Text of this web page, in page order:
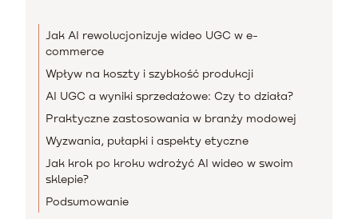
Jak AI rewolucjonizuje wideo UGC w e-
commerce
Wpływ na koszty i szybkość produkcji
AI UGC a wyniki sprzedażowe: Czy to działa?
Praktyczne zastosowania w branży modowej
Wyzwania, pułapki i aspekty etyczne
Jak krok po kroku wdrożyć AI wideo w swoim
sklepie?
Podsumowanie